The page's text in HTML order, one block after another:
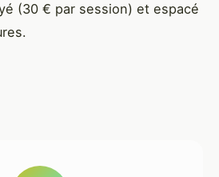
(30 € par session) et espacé